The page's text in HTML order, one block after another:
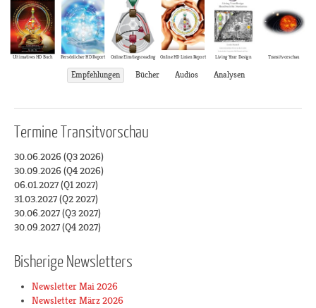
Ultimatives HD Buch Persönlicher HD Report Online Einstiegsreading Online HD Linien Report Living Your Design Transitvorschau
Empfehlungen Bücher Audios Analysen
TermineTransitvorschau
30.06.2026 (Q3 2026)
30.09.2026 (Q4 2026)
06.01.2027 (Q1 2027)
31.03.2027 (Q2 2027)
30.06.2027 (Q3 2027)
30.09.2027 (Q4 2027)
Bisherige Newsletters
Newsletter Mai 2026
Newsletter März 2026